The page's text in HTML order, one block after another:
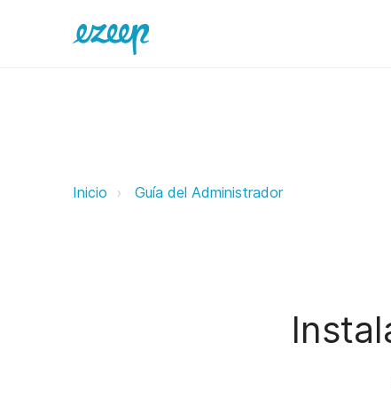
Instalación del software ezeep
Inicio Guía del Administrador